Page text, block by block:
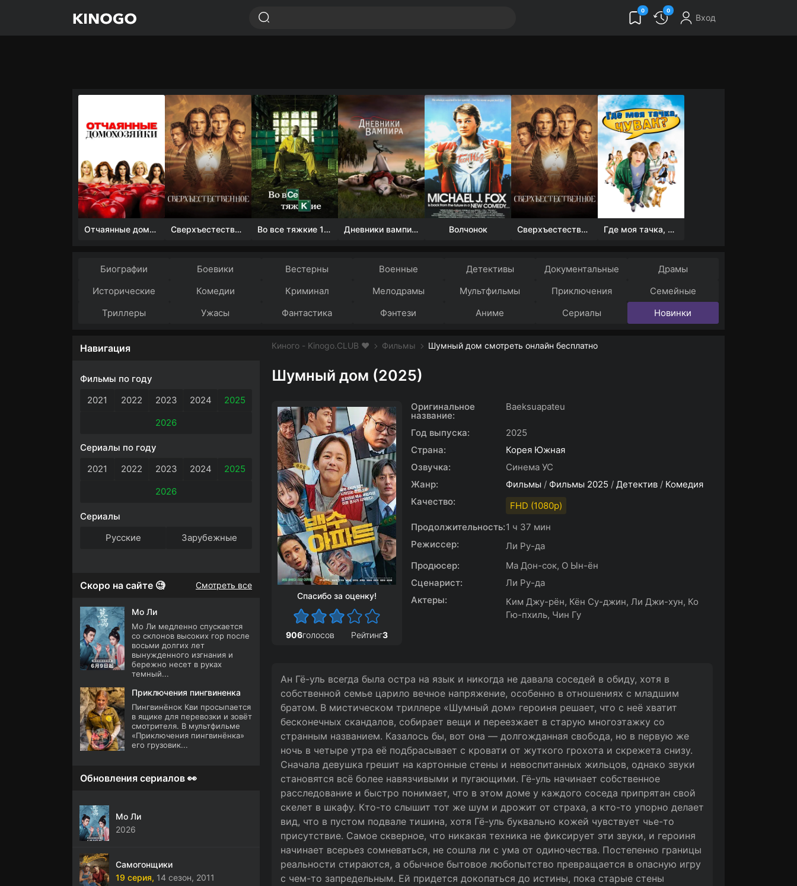
0 0
Вход
Отчаянные домохозяйки (1 сезон) Сверхъестественное Во все тяжкие 1-5 сезон Дневники вампира (4 сезон) Волчонок Сверхъестественное Где моя тачка, чувак?
Биографии Боевики Вестерны Военные Детективы Документальные
Драмы
Исторические
Комедии Криминал Мелодрамы Мультфильмы Приключения
Семейные
Триллеры
Ужасы Фантастика Фэнтези Аниме Сериалы Новинки
Киного - Kinogo.CLUB ❤️ Фильмы Шумный дом смотреть онлайн бесплатно
Шумный дом (2025)
Спасибо за оценку!
906голосов Рейтинг3
Оригинальное
название:
Baeksuapateu
Год выпуска:
2025
Страна:
Корея Южная
Озвучка:
Синема УС
Жанр:
Фильмы / Фильмы 2025 / Детектив / Комедия
Качество:
FHD (1080p)
Продолжительность:1 ч 37 мин
Режиссер:
Ли Ру-да
Продюсер:
Ма Дон-сок, О Ын-ён
Сценарист:
Ли Ру-да
Актеры:
Ким Джу-рён, Кён Су-джин, Ли Джи-хун, Ко
Гю-пхиль, Чин Гу
Ан Гё-уль всегда была остра на язык и никогда не давала соседей в обиду, хотя в
собственной семье царило вечное напряжение, особенно в отношениях с младшим
братом. В мистическом триллере «Шумный дом» героиня решает, что с неё хватит
бесконечных скандалов, собирает вещи и переезжает в старую многоэтажку со
странным названием. Казалось бы, вот она — долгожданная свобода, но в первую же
ночь в четыре утра её подбрасывает с кровати от жуткого грохота и скрежета снизу.
Сначала девушка грешит на картонные стены и невоспитанных жильцов, однако звуки
становятся всё более навязчивыми и пугающими. Гё-уль начинает собственное
расследование и быстро понимает, что в этом доме у каждого соседа припрятан свой
скелет в шкафу. Кто-то слышит тот же шум и дрожит от страха, а кто-то упорно делает
вид, что в пустом подвале тишина, хотя Гё-уль буквально кожей чувствует чье-то
присутствие. Самое скверное, что никакая техника не фиксирует эти звуки, и героиня
начинает всерьез сомневаться, не сошла ли с ума от одиночества. Постепенно границы
реальности стираются, а обычное бытовое любопытство превращается в опасную игру
с чем-то запредельным. Ей придется докопаться до истины, пока старые стены
Навигация
Фильмы по году
2021
2022 2023 2024
2025
2026
Сериалы по году
2021
2022 2023 2024
2025
2026
Сериалы
Русские
Зарубежные
Скоро на сайте 🧐 Смотреть все
Мо Ли
Мо Ли медленно спускается
со склонов высоких гор после
восьми долгих лет
вынужденного изгнания и
бережно несет в руках
темный...
Приключения пингвиненка
Пингвинёнок Кви просыпается
в ящике для перевозки и зовёт
смотрителя. В мультфильме
«Приключения пингвинёнка»
его грузовик...
Обновления сериалов 👀
Мо Ли
2026
Самогонщики
19 серия, 14 сезон, 2011